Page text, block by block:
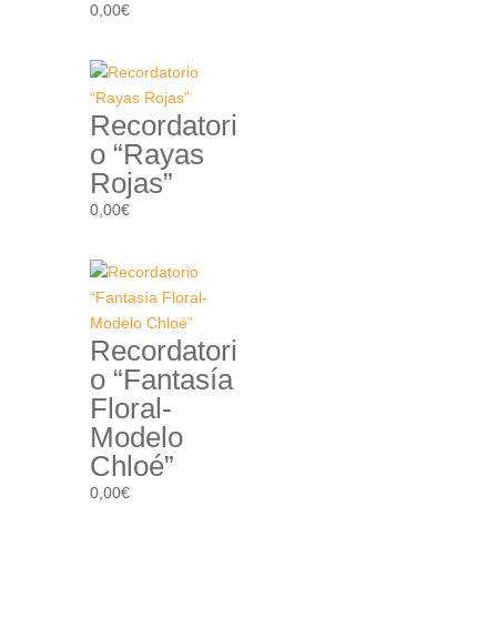
0,00€
Recordatori
o “Rayas
Rojas”
0,00€
Recordatori
o “Fantasía
Floral-
Modelo
Chloé”
0,00€